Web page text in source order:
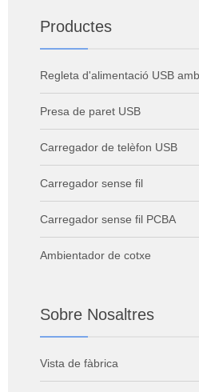
Productes
Regleta d'alimentació USB
Presa de paret USB
Carregador de telèfon USB
Carregador sense fil
Carregador sense fil PCBA
Ambientador de cotxe
Sobre Nosaltres
Vista de fàbrica